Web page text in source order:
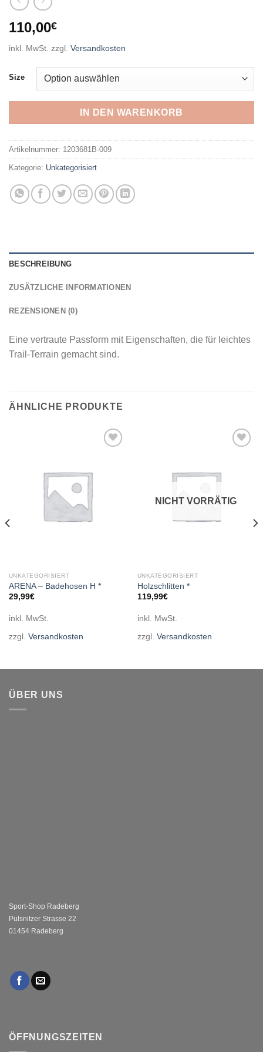
110,00€
inkl. MwSt. zzgl. Versandkosten
Size
IN DEN WARENKORB
Artikelnummer: 1203681B-009
Kategorie: Unkategorisiert
BESCHREIBUNG
ZUSÄTZLICHE INFORMATIONEN
REZENSIONEN (0)
Eine vertraute Passform mit Eigenschaften, die für leichtes
Trail-Terrain gemacht sind.
ÄHNLICHE PRODUKTE
UNKATEGORISIERT
ARENA – Badehosen H *
29,99€
inkl. MwSt.
zzgl. Versandkosten
NICHT VORRÄTIG
UNKATEGORISIERT
Holzschlitten *
119,99€
inkl. MwSt.
zzgl. Versandkosten
ÜBER UNS
Sport-Shop Radeberg
Pulsnitzer Strasse 22
01454 Radeberg
ÖFFNUNGSZEITEN